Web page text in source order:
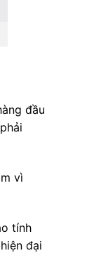
đầu
vì
tính
đại